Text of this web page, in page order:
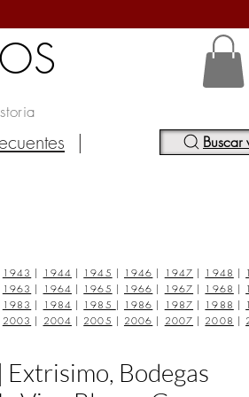
| Buscar
1943 | 1944 | 1945 | 1946 | 1947 | 1948 |
1963 | 1964 | 1965 | 1966 | 1967 | 1968 |
1983 | 1984 | 1985 | 1986 | 1987 | 1988 |
2003 | 2004 | 2005 | 2006 | 2007 | 2008 |
Extrisimo, Bodegas